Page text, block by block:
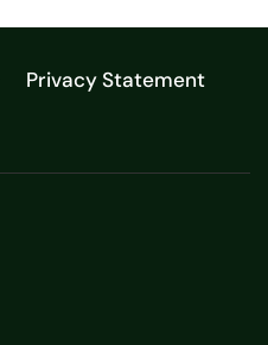
Privacy Statement